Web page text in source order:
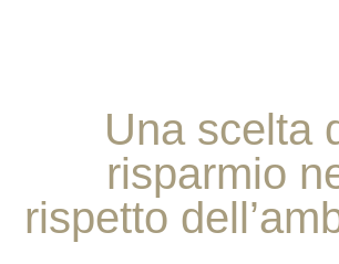
Una scelta
risparmio
rispetto